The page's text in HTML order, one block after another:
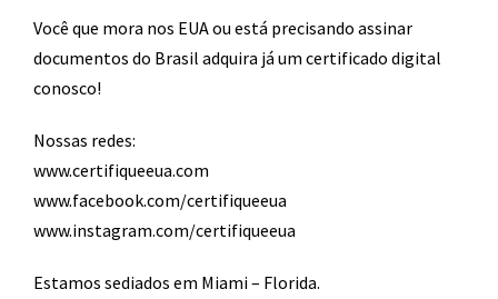
Você que mora nos EUA ou está precisando assinar
documentos do Brasil adquira já um certificado digital
conosco!
Nossas redes:
www.certifiqueeua.com
www.facebook.com/certifiqueeua
www.instagram.com/certifiqueeua
Estamos sediados em Miami – Florida.